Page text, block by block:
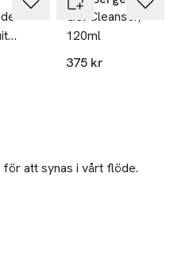
Gel Cleanser,
120ml
375 kr
för att synas i vårt flöde.